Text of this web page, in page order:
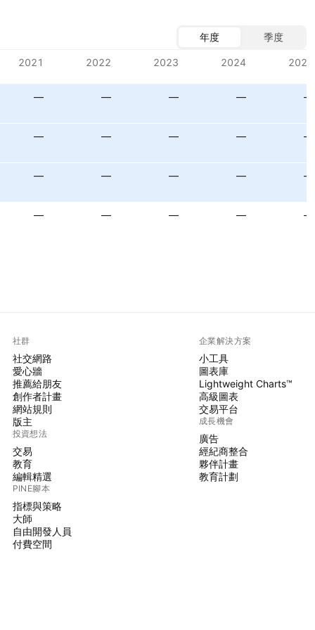
年度 季度
2021 2022 2023 2024 2025
— — — — —
— — — — —
— — — — —
— — — — —
社群
社交網路
愛心牆
推薦給朋友
創作者計畫
網站規則
版主
投資想法
交易
教育
編輯精選
PINE腳本
指標與策略
大師
自由開發人員
付費空間
企業解決方案
小工具
圖表庫
Lightweight Charts™
高級圖表
交易平台
成長機會
廣告
經紀商整合
夥伴計畫
教育計劃